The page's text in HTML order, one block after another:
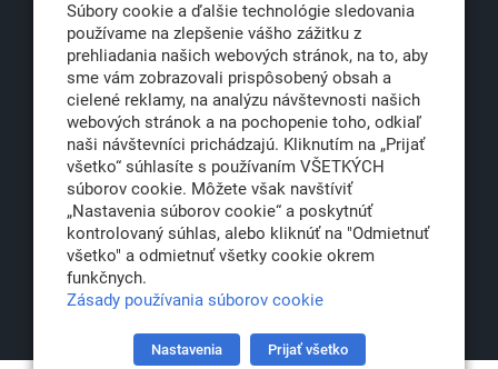
www.klub500.sk
Copyright: Klub 500, 2026
Všetky práva vyhradené
Právna informácia
Partner:
Súbory cookie a ďalšie technológie sledovania
používame na zlepšenie vášho zážitku z
prehliadania našich webových stránok, na to, aby
sme vám zobrazovali prispôsobený obsah a
cielené reklamy, na analýzu návštevnosti našich
webových stránok a na pochopenie toho, odkiaľ
naši návštevníci prichádzajú. Kliknutím na „Prijať
všetko“ súhlasíte s používaním VŠETKÝCH
súborov cookie. Môžete však navštíviť
„Nastavenia súborov cookie“ a poskytnúť
kontrolovaný súhlas, alebo kliknúť na "Odmietnuť
všetko" a odmietnuť všetky cookie okrem
funkčnych.
Zásady používania súborov cookie
Nastavenia Prijať všetko